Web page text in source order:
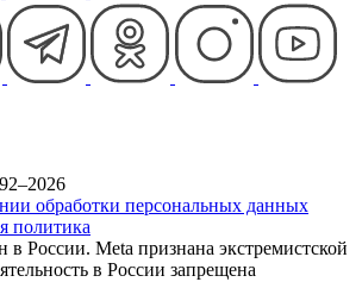
обработки персональных данных
политика
в России. Meta признана экстремистской
в России запрещена